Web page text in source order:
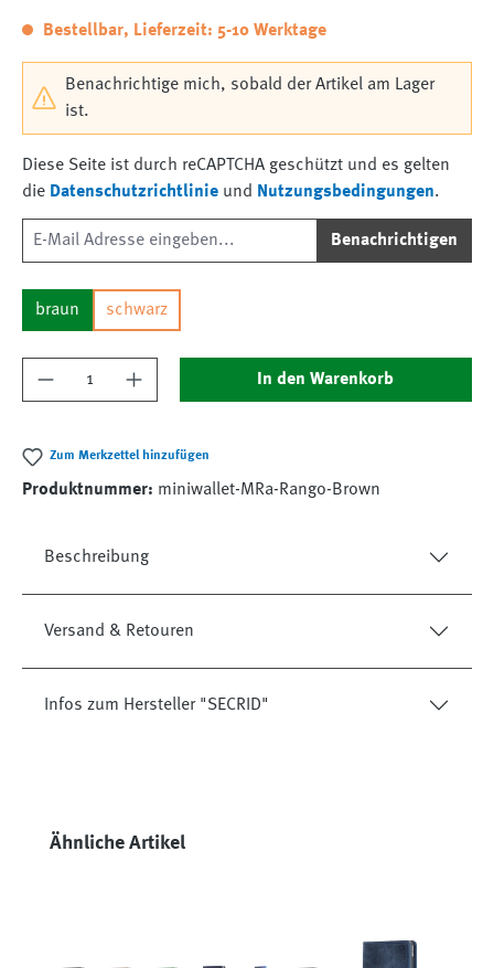
Bestellbar, Lieferzeit: 5-10 Werktage
Benachrichtige mich, sobald der Artikel am Lager
ist.
Diese Seite ist durch reCAPTCHA geschützt und es gelten
die Datenschutzrichtlinie und Nutzungsbedingungen.
Benachrichtigen
braun schwarz
Produkt Anzahl: Gib den gewünschten Wert
In den Warenkorb
Zum Merkzettel hinzufügen
Produktnummer: miniwallet-MRa-Rango-Brown
Beschreibung
Versand & Retouren
Infos zum Hersteller "SECRID"
Produktgalerie überspringen
Ähnliche Artikel